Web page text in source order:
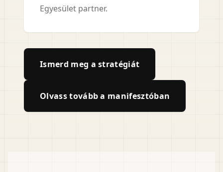
Egyesület partner.
Ismerd meg a stratégiát
Olvass tovább a manifesztóban